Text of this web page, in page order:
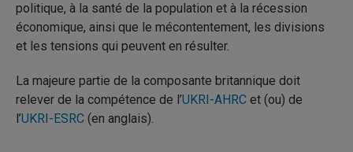
politique, à la santé de la population et à la récession
économique, ainsi que le mécontentement, les divisions
et les tensions qui peuvent en résulter.
La majeure partie de la composante britannique doit
relever de la compétence de l’UKRI-AHRC et (ou) de
l’UKRI-ESRC (en anglais).